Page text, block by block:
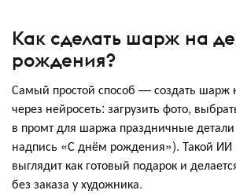
Как сделать шарж на
рождения?
Самый простой способ — создать шарж
через нейросеть: загрузить фото,
в промт для шаржа праздничные
надпись «С днём рождения»). Такой
выглядит как готовый подарок и
без заказа у художника.